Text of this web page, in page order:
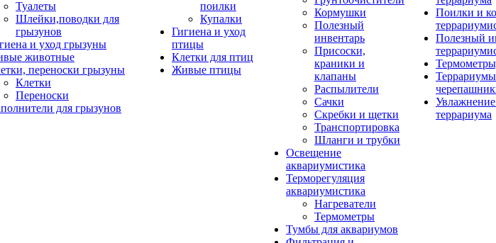
Туалеты
Шлейки,поводки для
грызунов
и уход грызуны
животные
переноски грызуны
Клетки
Переноски
для грызунов
поилки
Купалки
Гигиена и уход
птицы
Клетки для птиц
Живые птицы
Кормушки
Полезный
инвентарь
Присоски,
краники и
клапаны
Распылители
Сачки
Скребки и щетки
Транспортировка
Шланги и трубки
Освещение
аквариумистика
Терморегуляция
аквариумистика
Нагреватели
Термометры
Тумбы для аквариумов
Поилки и
Полезный
террариума